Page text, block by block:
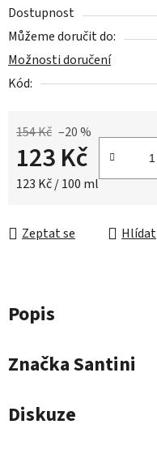
Dostupnost
Můžeme doručit do:
Možnosti doručení
Kód:
154 Kč –20 %
123 Kč
Měrná cena:
123 Kč / 100 ml
Zeptat se Hlídat
Popis
ZnačkaSantini
Diskuze